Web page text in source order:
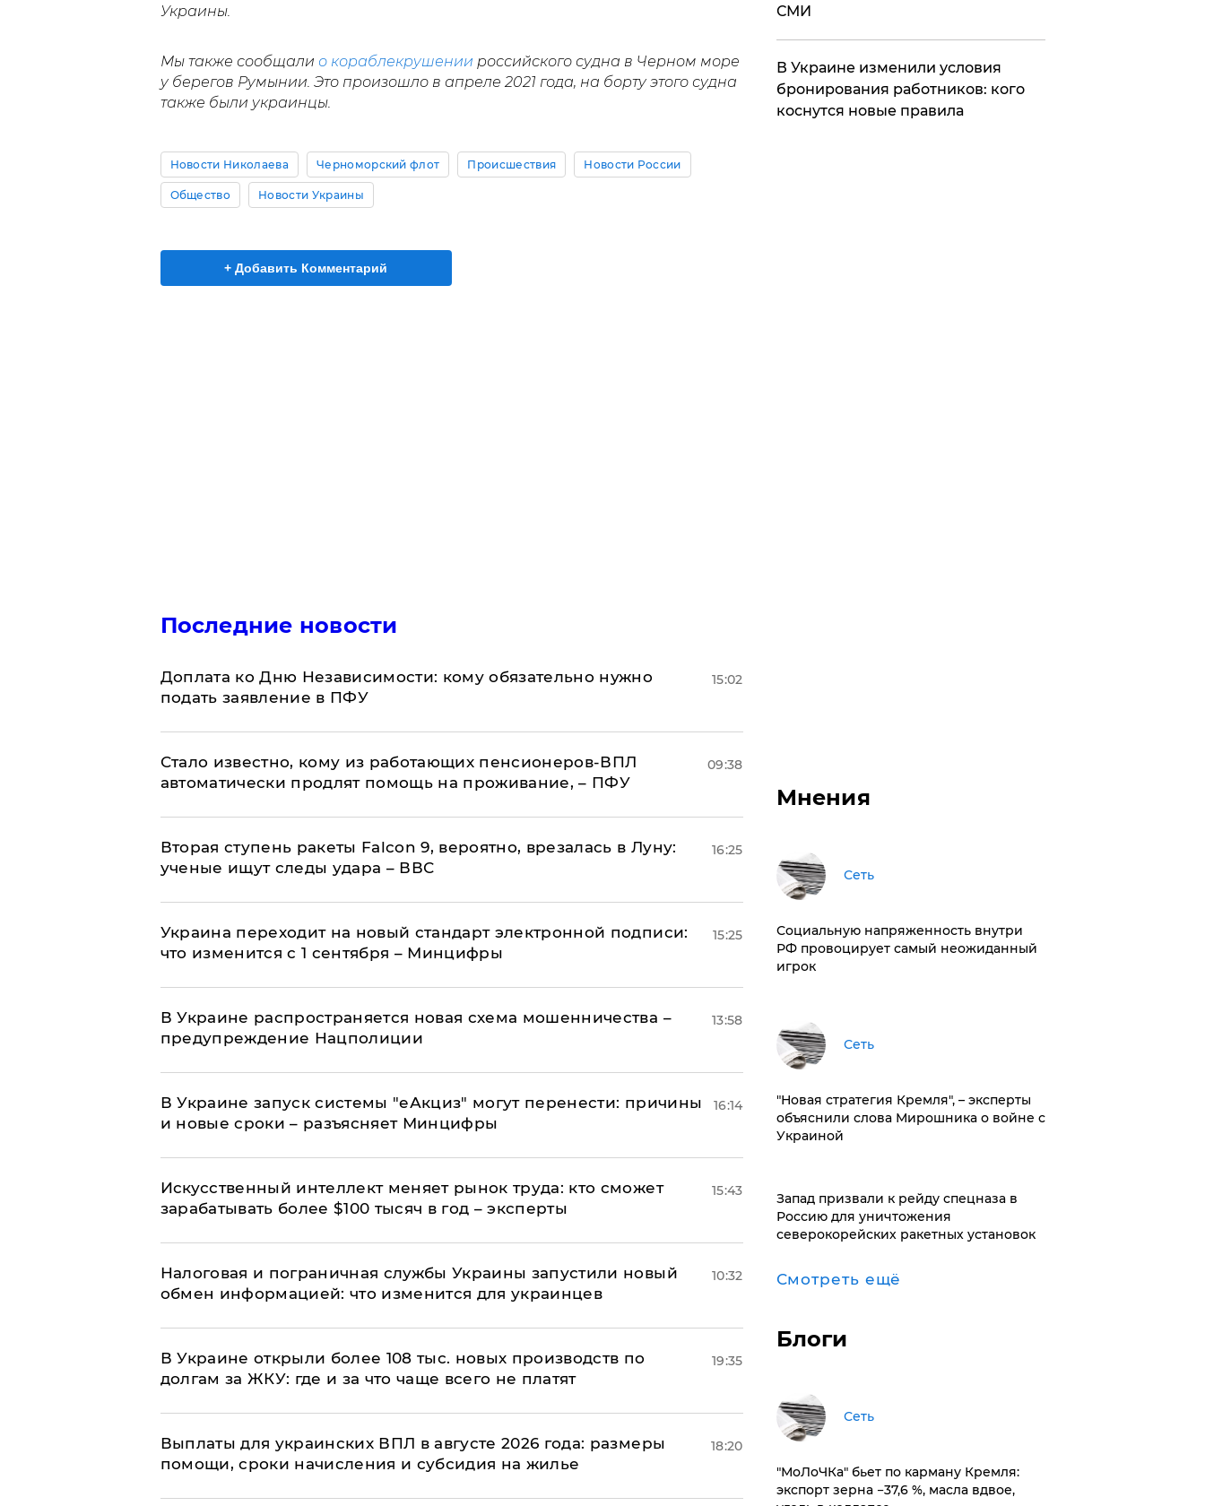
Украины.
Мы также сообщали о кораблекрушении российского судна в Черном море
у берегов Румынии. Это произошло в апреле 2021 года, на борту этого судна
также были украинцы.
Новости Николаева Черноморский флот Происшествия Новости России
Общество Новости Украины
+ Добавить Комментарий
Последние новости
Доплата ко Дню Независимости: кому обязательно нужно
подать заявление в ПФУ
15:02
Стало известно, кому из работающих пенсионеров-ВПЛ
автоматически продлят помощь на проживание, – ПФУ
09:38
Вторая ступень ракеты Falcon 9, вероятно, врезалась в Луну:
ученые ищут следы удара – ВВС
16:25
Украина переходит на новый стандарт электронной подписи:
что изменится с 1 сентября – Минцифры
15:25
В Украине распространяется новая схема мошенничества –
предупреждение Нацполиции
13:58
В Украине запуск системы "еАкциз" могут перенести: причины
и новые сроки – разъясняет Минцифры
16:14
Искусственный интеллект меняет рынок труда: кто сможет
зарабатывать более $100 тысяч в год – эксперты
15:43
Налоговая и пограничная службы Украины запустили новый
обмен информацией: что изменится для украинцев
10:32
В Украине открыли более 108 тыс. новых производств по
долгам за ЖКУ: где и за что чаще всего не платят
19:35
Выплаты для украинских ВПЛ в августе 2026 года: размеры
помощи, сроки начисления и субсидия на жилье
18:20
СМИ
В Украине изменили условия
бронирования работников: кого
коснутся новые правила
Мнения
Сеть
Социальную напряженность внутри
РФ провоцирует самый неожиданный
игрок
Сеть
"Новая стратегия Кремля", – эксперты
объяснили слова Мирошника о войне с
Украиной
Запад призвали к рейду спецназа в
Россию для уничтожения
северокорейских ракетных установок
Смотреть ещё
Блоги
Сеть
​"МоЛоЧКа" бьет по карману Кремля:
экспорт зерна −37,6 %, масла вдвое,